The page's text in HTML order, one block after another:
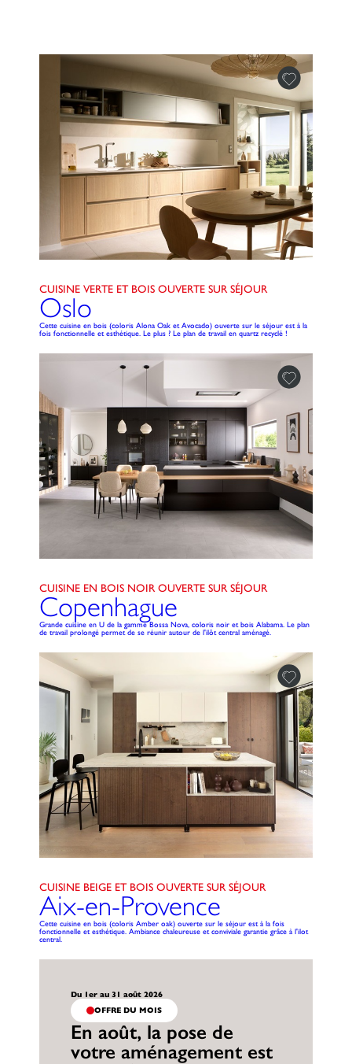
CUISINE VERTE ET BOIS OUVERTE SUR SÉJOUR
Oslo
Cette cuisine en bois (coloris Alona Oak et Avocado) ouverte sur le séjour est à la
fois fonctionnelle et esthétique. Le plus ? Le plan de travail en quartz recyclé !
CUISINE EN BOIS NOIR OUVERTE SUR SÉJOUR
Copenhague
Grande cuisine en U de la gamme Bossa Nova, coloris noir et bois Alabama. Le plan
de travail prolongé permet de se réunir autour de l'ilôt central aménagé.
CUISINE BEIGE ET BOIS OUVERTE SUR SÉJOUR
Aix-en-Provence
Cette cuisine en bois (coloris Amber oak) ouverte sur le séjour est à la fois
fonctionnelle et esthétique. Ambiance chaleureuse et conviviale garantie grâce à l'ilot
central.
Du 1er au 31 août 2026
OFFRE DU MOIS
En août, la pose de
votre aménagement est